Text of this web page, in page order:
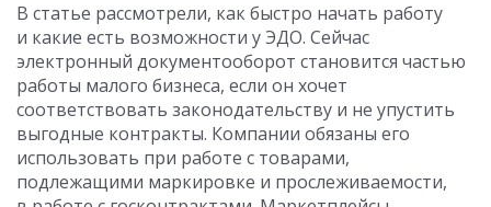
В статье рассмотрели, как быстро начать работу
и какие есть возможности у ЭДО. Сейчас
электронный документооборот становится частью
работы малого бизнеса, если он хочет
соответствовать законодательству и не упустить
выгодные контракты. Компании обязаны его
использовать при работе с товарами,
подлежащими маркировке и прослеживаемости,